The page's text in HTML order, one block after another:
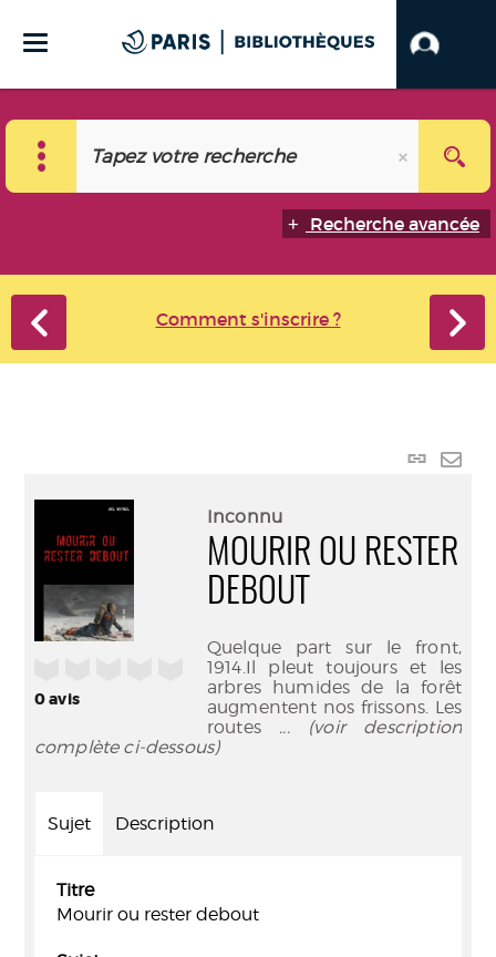
Recherche avancée
Comment s'inscrire ?
Lien
mail
0avis
Inconnu
MOURIR OU RESTER
DEBOUT
Quelque part sur le front,
1914.Il pleut toujours et les
arbres humides de la forêt
augmentent nos frissons. Les
routes ... (voir description
complète ci-dessous)
Sujet Description
Titre
Mourir ou rester debout